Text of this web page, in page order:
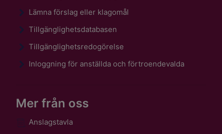
Lämna förslag eller klagomål
Tillgänglighetsdatabasen
Tillgänglighetsredogörelse
Inloggning för anställda och förtroendevalda
Mer från oss
Anslagstavla